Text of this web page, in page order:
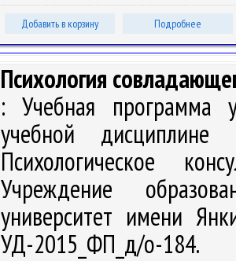
Добавить в корзину Подробнее
Психология
: Учебная программа
учебной
Психологическое
Учреждение
университет имени
УД-2015_ФП_д/о-184.